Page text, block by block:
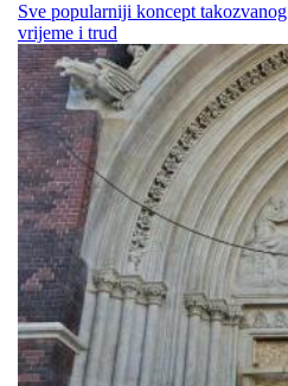
Sve popularniji koncept
vrijeme i trud